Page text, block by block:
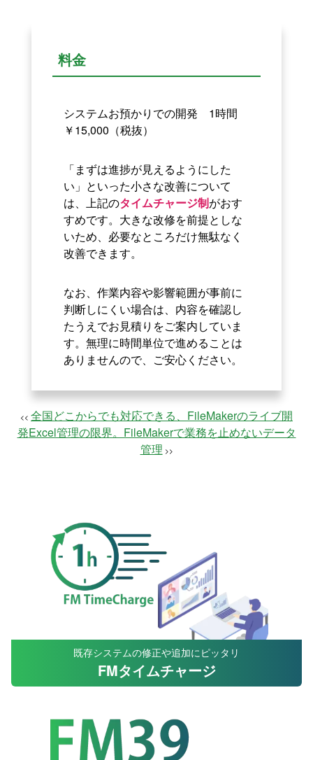
料金
システムお預かりでの開発 1時間
￥15,000（税抜）
「まずは進捗が見えるようにした
い」といった小さな改善について
は、上記のタイムチャージ制がおす
すめです。大きな改修を前提としな
いため、必要なところだけ無駄なく
改善できます。
なお、作業内容や影響範囲が事前に
判断しにくい場合は、内容を確認し
たうえでお見積りをご案内していま
す。無理に時間単位で進めることは
ありませんので、ご安心ください。
<< 全国どこからでも対応できる、FileMakerのライブ開
発Excel管理の限界。FileMakerで業務を止めないデータ
管理 >>
既存システムの修正や追加にピッタリ
FMタイムチャージ